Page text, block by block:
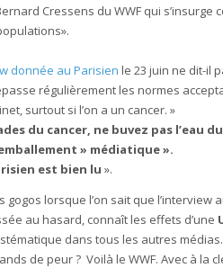
Cressens du WWF qui s’insurge
donnée au Parisien le 23 juin ne dit-il
régulièrement les normes
surtout si l’on a un cancer. »
du cancer, ne buvez pas l’eau
» médiatique ».
est bien lu ».
lorsque l’on sait que l’interview
au hasard, connaît les effets d’une
dans tous les autres médias.
de peur ? Voilà le WWF. Avec à la